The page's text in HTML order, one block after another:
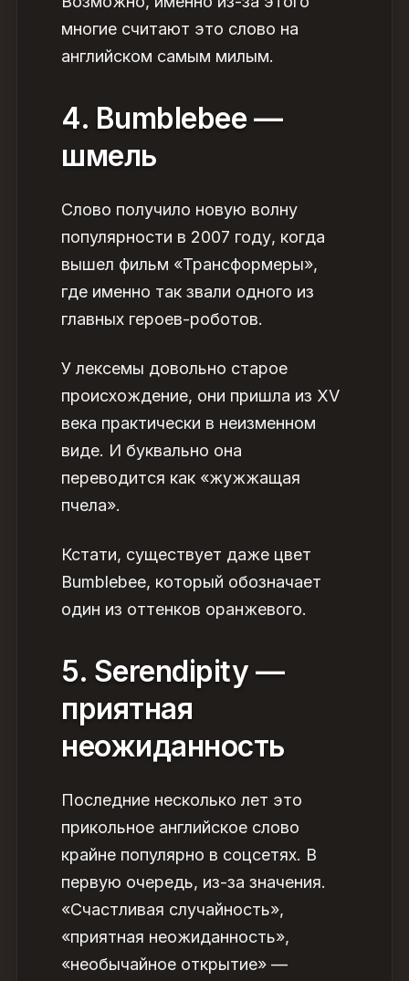
многие считают это слово на
английском самым милым.
4. Bumblebee —
шмель
Слово получило новую волну
популярности в 2007 году, когда
вышел фильм «Трансформеры»,
где именно так звали одного из
главных героев-роботов.
У лексемы довольно старое
происхождение, они пришла из XV
века практически в неизменном
виде. И буквально она
переводится как «жужжащая
пчела».
Кстати, существует даже цвет
Bumblebee, который обозначает
один из оттенков оранжевого.
5. Serendipity —
приятная
неожиданность
Последние несколько лет это
прикольное английское слово
крайне популярно в соцсетях. В
первую очередь, из-за значения.
«Счастливая случайность»,
«приятная неожиданность»,
«необычайное открытие» —